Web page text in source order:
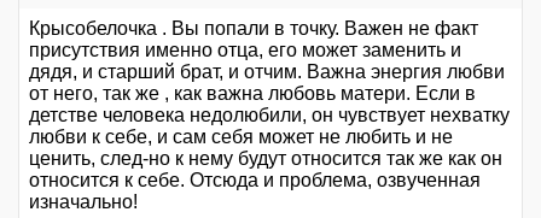
Крысобелочка . Вы попали в точку. Важен не факт
присутствия именно отца, его может заменить и
дядя, и старший брат, и отчим. Важна энергия любви
от него, так же , как важна любовь матери. Если в
детстве человека недолюбили, он чувствует нехватку
любви к себе, и сам себя может не любить и не
ценить, след-но к нему будут относится так же как он
относится к себе. Отсюда и проблема, озвученная
изначально!